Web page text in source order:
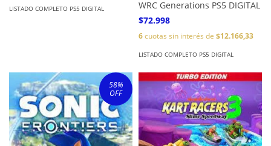
LISTADO COMPLETO PS5 DIGITAL
WRC Generations PS5 DIGITAL
$72.998
6cuotas sin interés de $12.166,33
LISTADO COMPLETO PS5 DIGITAL
58%
OFF